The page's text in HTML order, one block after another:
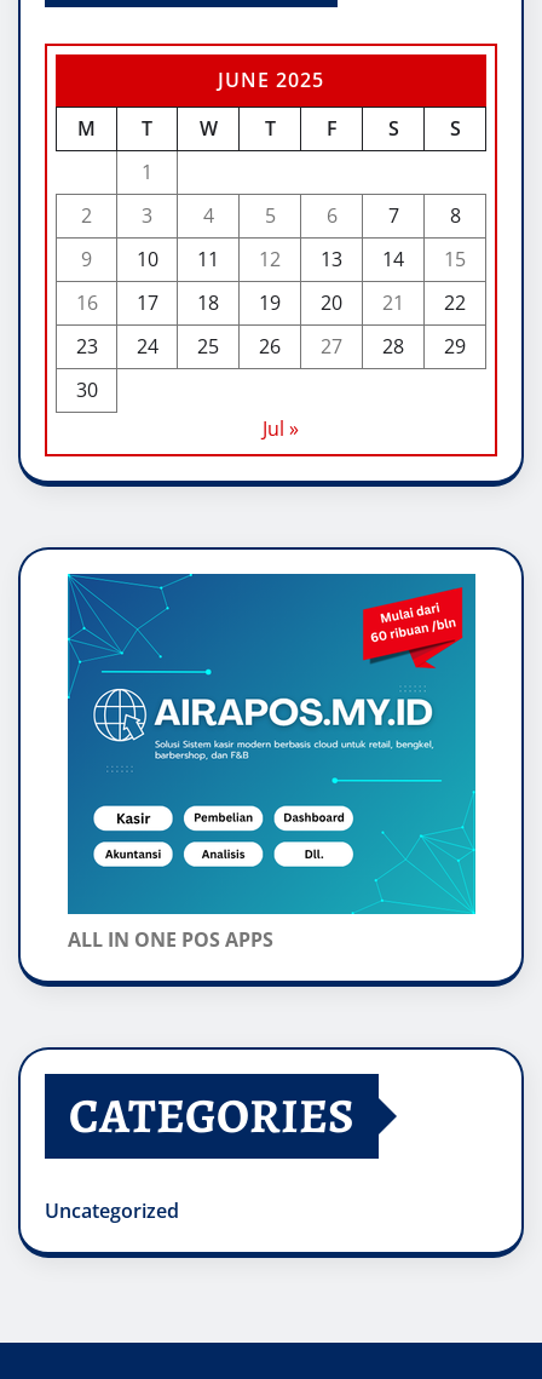
JUNE 2025
M
T W T F S
S
1
2
3 4 5 6 7
8
9
10 11 12 13 14
15
16
17 18 19 20 21
22
23
24 25 26 27 28
29
30
Jul »
ALL IN ONE POS APPS
CATEGORIES
Uncategorized